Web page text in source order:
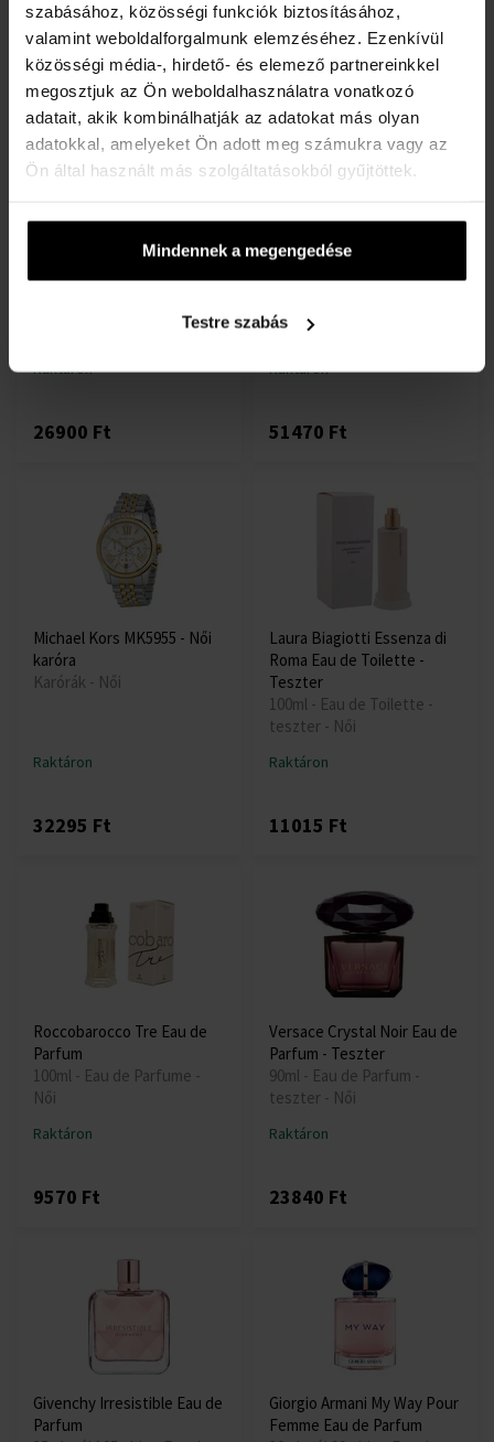
szabásához, közösségi funkciók biztosításához,
valamint weboldalforgalmunk elemzéséhez. Ezenkívül
közösségi média-, hirdető- és elemező partnereinkkel
megosztjuk az Ön weboldalhasználatra vonatkozó
adatait, akik kombinálhatják az adatokat más olyan
adatokkal, amelyeket Ön adott meg számukra vagy az
Ön által használt más szolgáltatásokból gyűjtöttek.
Mindennek a megengedése
Testre szabás
Raktáron
39030 Ft
Raktáron
11015 Ft
Versace Crystal Emerald
90ml - Eau de Parfume - Női
Raktáron
26900 Ft
Bestseller
Ingyenes kiszállítás
Michael Kors MK5869 - Női
karóra
Karórák - Női
Raktáron
51470 Ft
Michael Kors MK5955 - Női
karóra
Karórák - Női
Raktáron
32295 Ft
Laura Biagiotti Essenza di
Roma Eau de Toilette -
Teszter
100ml - Eau de Toilette -
teszter - Női
Raktáron
11015 Ft
Roccobarocco Tre Eau de
Parfum
100ml - Eau de Parfume -
Női
Raktáron
9570 Ft
Versace Crystal Noir Eau de
Parfum - Teszter
90ml - Eau de Parfum -
teszter - Női
Raktáron
23840 Ft
Givenchy Irresistible Eau de
Parfum
Giorgio Armani My Way Pour
Femme Eau de Parfum